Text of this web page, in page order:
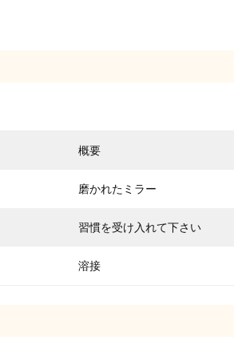
概要
磨かれたミラー
習慣を受け入れて下さい
溶接